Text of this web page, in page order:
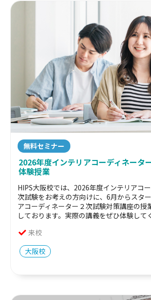
無料セミナー
2026年度インテリアコーディネータ
体験授業
HIPS大阪校では、2026年度インテリアコ
次試験をお考えの方向けに、6月からスタ
アコーディネーター２次試験対策講座の授
しております。実際の講義をぜひ体験して
来校
大阪校